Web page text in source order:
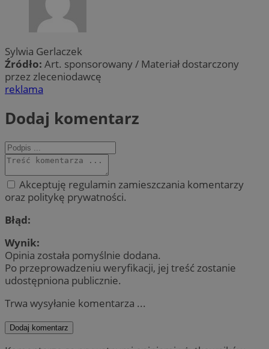
Sylwia Gerlaczek
Źródło: Art. sponsorowany / Materiał dostarczony
przez zleceniodawcę
reklama
Dodaj komentarz
Akceptuję regulamin zamieszczania komentarzy
oraz politykę prywatności.
Błąd:
Wynik:
Opinia została pomyślnie dodana.
Po przeprowadzeniu weryfikacji, jej treść zostanie
udostępniona publicznie.
Trwa wysyłanie komentarza ...
Dodaj komentarz